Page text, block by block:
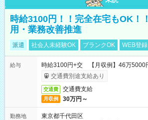
時給3100円！！完全在宅もOK！
用・業務改善推進
派遣 社会人未経験OK ブランクOK WEB登
給与
時給3100円+交 【月収例】46万5000
交通費別途支給あり
交通費 交通費支給
月収例 30万円～
勤務地
東京都千代田区